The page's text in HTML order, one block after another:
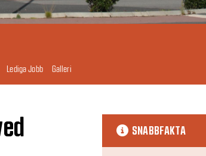
Lediga Jobb Galleri
SNABBFAKTA